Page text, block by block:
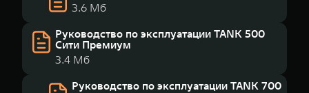
3.6 Мб
Руководство по эксплуатации TANK 500
Сити Премиум
3.4 Мб
Руководство по эксплуатации TANK 700